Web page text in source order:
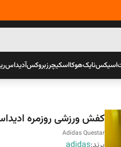
اسیکسنایکهوکااسکیچرزبروکسآدیداس
کفش ورزشی روزمره
Adidas Questar